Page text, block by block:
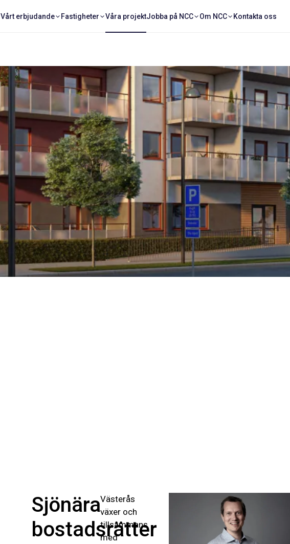
Vårt erbjudande Fastigheter Våra projektJobba på NCC Om NCC Kontakta oss
Sjönära
bostadsrätter
Västerås
växer och
tillsammans
med